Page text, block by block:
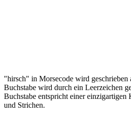
"hirsch" in Morsecode wird geschrieben
Buchstabe wird durch ein Leerzeichen
Buchstabe entspricht einer einzigartigen
und Strichen.